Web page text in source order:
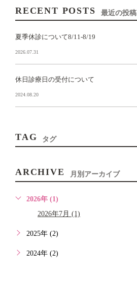
RECENT POSTS 最近の投稿
夏季休診について8/11-8/19
2026.07.31
休日診療日の受付について
2024.08.20
TAG タグ
ARCHIVE 月別アーカイブ
2026年 (1)
2026年7月 (1)
2025年 (2)
2024年 (2)